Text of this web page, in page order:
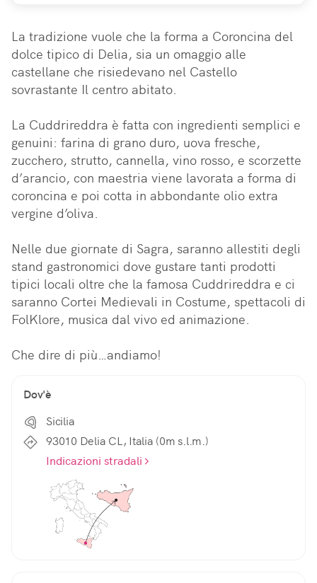
La tradizione vuole che la forma a Coroncina del
dolce tipico di Delia, sia un omaggio alle
castellane che risiedevano nel Castello
sovrastante Il centro abitato.
La Cuddrireddra è fatta con ingredienti semplici e
genuini: farina di grano duro, uova fresche,
zucchero, strutto, cannella, vino rosso, e scorzette
d’arancio, con maestria viene lavorata a forma di
coroncina e poi cotta in abbondante olio extra
vergine d’oliva.
Nelle due giornate di Sagra, saranno allestiti degli
stand gastronomici dove gustare tanti prodotti
tipici locali oltre che la famosa Cuddrireddra e ci
saranno Cortei Medievali in Costume, spettacoli di
FolKlore, musica dal vivo ed animazione.
Che dire di più…andiamo!
Dov'è
Sicilia
93010 Delia CL, Italia (0m s.l.m.)
Indicazioni stradali